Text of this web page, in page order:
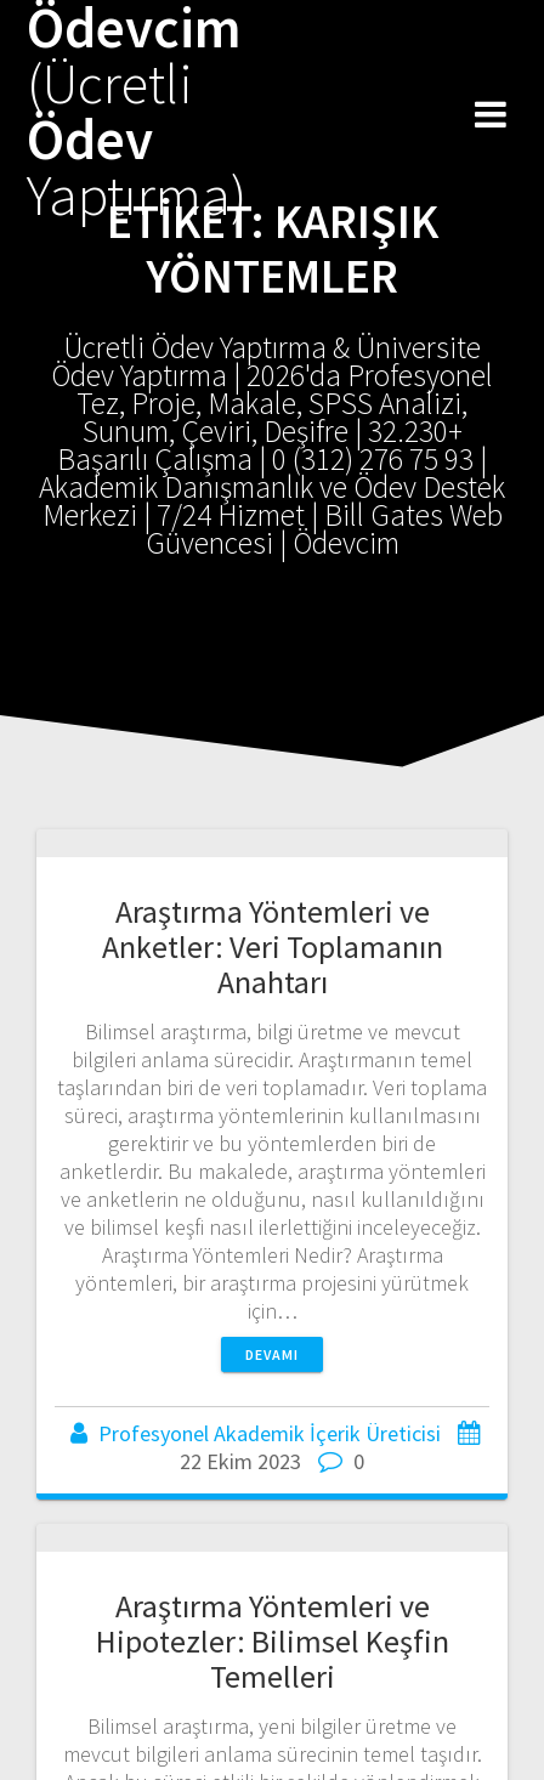
Ödevcim
(Ücretli
Ödev
Yaptırma)
ETIKET: KARIŞIK
YÖNTEMLER
Ücretli Ödev Yaptırma & Üniversite
Ödev Yaptırma | 2026'da Profesyonel
Tez, Proje, Makale, SPSS Analizi,
Sunum, Çeviri, Deşifre | 32.230+
Başarılı Çalışma | 0 (312) 276 75 93 |
Akademik Danışmanlık ve Ödev Destek
Merkezi | 7/24 Hizmet | Bill Gates Web
Güvencesi | Ödevcim
Araştırma Yöntemleri ve
Anketler: Veri Toplamanın
Anahtarı
Bilimsel araştırma, bilgi üretme ve mevcut
bilgileri anlama sürecidir. Araştırmanın temel
taşlarından biri de veri toplamadır. Veri toplama
süreci, araştırma yöntemlerinin kullanılmasını
gerektirir ve bu yöntemlerden biri de
anketlerdir. Bu makalede, araştırma yöntemleri
ve anketlerin ne olduğunu, nasıl kullanıldığını
ve bilimsel keşfi nasıl ilerlettiğini inceleyeceğiz.
Araştırma Yöntemleri Nedir? Araştırma
yöntemleri, bir araştırma projesini yürütmek
için…
DEVAMI
Profesyonel Akademik İçerik Üreticisi
22 Ekim 2023
0
Araştırma Yöntemleri ve
Hipotezler: Bilimsel Keşfin
Temelleri
Bilimsel araştırma, yeni bilgiler üretme ve
mevcut bilgileri anlama sürecinin temel taşıdır.